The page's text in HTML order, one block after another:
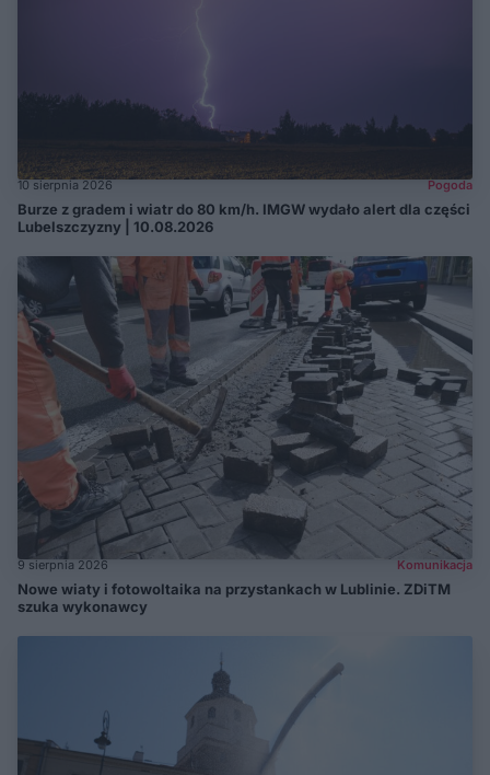
10 sierpnia 2026 Pogoda
Burze z gradem i wiatr do 80 km/h. IMGW wydało alert dla części
Lubelszczyzny | 10.08.2026
9 sierpnia 2026 Komunikacja
Nowe wiaty i fotowoltaika na przystankach w Lublinie. ZDiTM
szuka wykonawcy